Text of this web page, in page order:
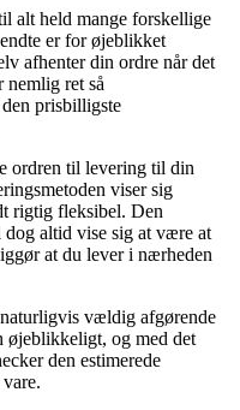
alt held mange forskellige
er for øjeblikket
afhenter din ordre når det
nemlig ret så
prisbilligste
ordren til levering til din
viser sig
rigtig fleksibel. Den
altid vise sig at være at
at du lever i nærheden
vældig afgørende
øjeblikkeligt, og med det
den estimerede